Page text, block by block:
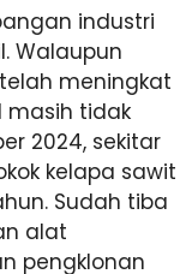
industri
Walaupun
meningkat
masih tidak
2024, sekitar
kelapa sawit
Sudah tiba
alat
pengklonan